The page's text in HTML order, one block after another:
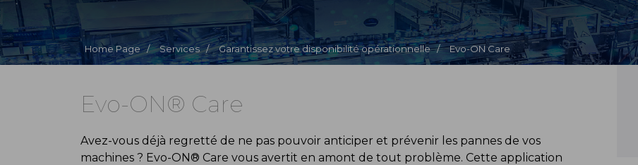
Home Page / Services / Garantissez votre disponibilité opérationnelle / Evo-ON Care
Evo-ON® Care
Avez-vous déjà regretté de ne pas pouvoir anticiper et prévenir les pannes de vos
machines ? Evo-ON® Care vous avertit en amont de tout problème. Cette application